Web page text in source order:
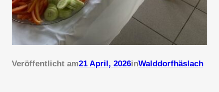
Veröffentlicht am21 April, 2026inWalddorfhäslach